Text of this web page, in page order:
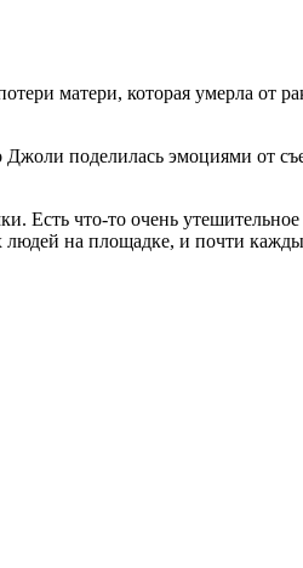
матери, которая умерла от
поделилась эмоциями от
Есть что-то очень
на площадке, и почти